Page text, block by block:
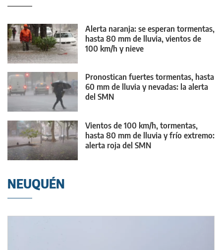
Alerta naranja: se esperan tormentas,
hasta 80 mm de lluvia, vientos de
100 km/h y nieve
Pronostican fuertes tormentas, hasta
60 mm de lluvia y nevadas: la alerta
del SMN
Vientos de 100 km/h, tormentas,
hasta 80 mm de lluvia y frío extremo:
alerta roja del SMN
NEUQUÉN